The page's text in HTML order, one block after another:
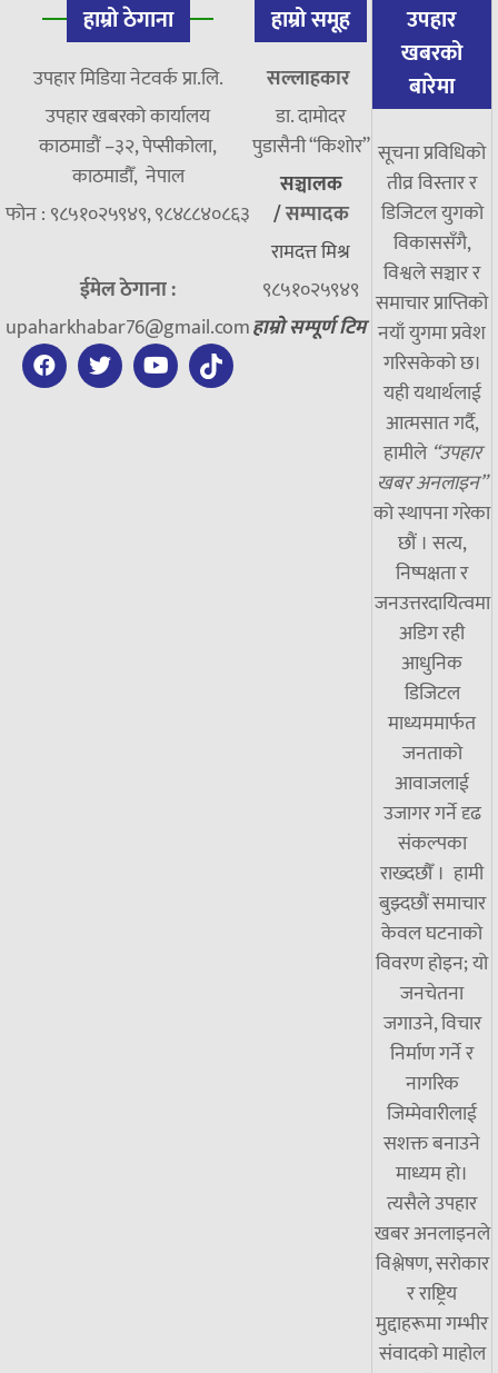
हाम्रो ठेगाना
उपहार मिडिया नेटवर्क प्रा.लि.
उपहार खबरको कार्यालय
काठमाडौं –३२, पेप्सीकोला,
काठमाडौँ, नेपाल
फोन : ९८५१०२५९४९, ९८४८८४०८६३
ईमेल ठेगाना :
upaharkhabar76@gmail.com
हाम्रो समूह
सल्लाहकार
डा. दामाेदर
पुडासैनी “किशाेर”
सञ्चालक
/सम्पादक
रामदत्त मिश्र
९८५१०२५९४९
हाम्रो सम्पूर्ण टिम
उपहार
खबरको
बारेमा
सूचना प्रविधिको
तीव्र विस्तार र
डिजिटल युगको
विकाससँगै,
विश्वले सञ्चार र
समाचार प्राप्तिको
नयाँ युगमा प्रवेश
गरिसकेको छ।
यही यथार्थलाई
आत्मसात गर्दै,
हामीले “उपहार
खबर अनलाइन”
को स्थापना गरेका
छौं । सत्य,
निष्पक्षता र
जनउत्तरदायित्वमा
अडिग रही
आधुनिक
डिजिटल
माध्यममार्फत
जनताको
आवाजलाई
उजागर गर्ने दृढ
संकल्पका
राख्दछौँ । हामी
बुझ्दछौं समाचार
केवल घटनाको
विवरण होइन; यो
जनचेतना
जगाउने, विचार
निर्माण गर्ने र
नागरिक
जिम्मेवारीलाई
सशक्त बनाउने
माध्यम हो।
त्यसैले उपहार
खबर अनलाइनले
विश्लेषण, सरोकार
र राष्ट्रिय
मुद्दाहरूमा गम्भीर
संवादको माहोल